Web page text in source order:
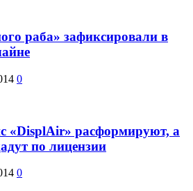
раба» зафиксировали в
0
«DisplAir» расформируют, а
по лицензии
0